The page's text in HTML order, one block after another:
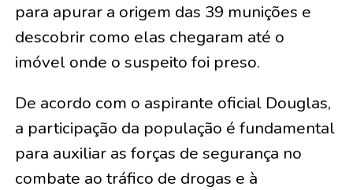
para apurar a origem das 39 munições e
descobrir como elas chegaram até o
imóvel onde o suspeito foi preso.
De acordo com o aspirante oficial Douglas,
a participação da população é fundamental
para auxiliar as forças de segurança no
combate ao tráfico de drogas e à